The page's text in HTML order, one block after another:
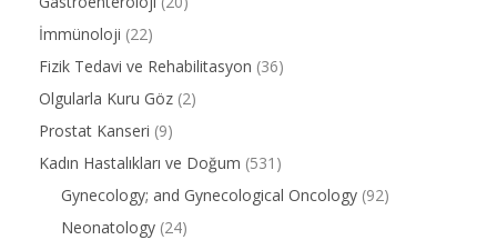
İmmünoloji (22)
Fizik Tedavi ve Rehabilitasyon (36)
Olgularla Kuru Göz (2)
Prostat Kanseri (9)
Kadın Hastalıkları ve Doğum (531)
Gynecology; and Gynecological Oncology (92)
Neonatology (24)